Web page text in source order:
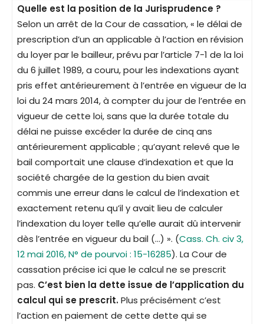
Quelle est la position de la Jurisprudence ?
Selon un arrêt de la Cour de cassation, « le délai de
prescription d’un an applicable à l’action en révision
du loyer par le bailleur, prévu par l’article 7-1 de la loi
du 6 juillet 1989, a couru, pour les indexations ayant
pris effet antérieurement à l’entrée en vigueur de la
loi du 24 mars 2014, à compter du jour de l’entrée en
vigueur de cette loi, sans que la durée totale du
délai ne puisse excéder la durée de cinq ans
antérieurement applicable ; qu’ayant relevé que le
bail comportait une clause d’indexation et que la
société chargée de la gestion du bien avait
commis une erreur dans le calcul de l’indexation et
exactement retenu qu’il y avait lieu de calculer
l’indexation du loyer telle qu’elle aurait dû intervenir
dès l’entrée en vigueur du bail (…) ». (Cass. Ch. civ 3,
12 mai 2016, N° de pourvoi : 15-16285). La Cour de
cassation précise ici que le calcul ne se prescrit
pas. C’est bien la dette issue de l’application du
calcul qui se prescrit.Plus précisément c’est
l’action en paiement de cette dette qui se